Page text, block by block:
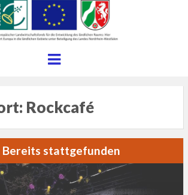
Menu
Rockcafé
Bereits stattgefunden